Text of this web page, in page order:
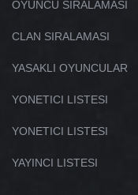
OYUNCU SIRALAMASI
CLAN SIRALAMASI
YASAKLI OYUNCULAR
YONETICI LISTESI
YONETICI LISTESI
YAYINCI LISTESI